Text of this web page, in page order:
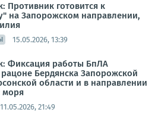
Противник готовится к
на Запорожском направлении,
15.05.2026, 13:39
Фиксация работы БпЛА
Бердянска Запорожской
области и в направлении
моря
11.05.2026, 21:49